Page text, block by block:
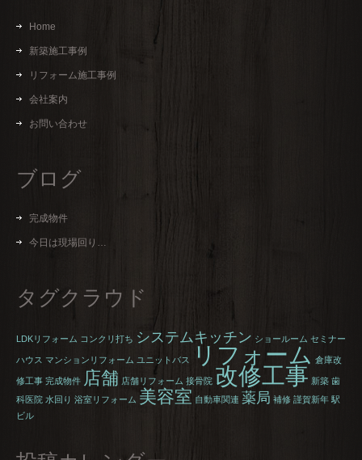
Home
新築施工事例
リフォーム施工事例
会社案内
お問い合わせ
ブログ
完成物件
今日は現場回り…
タグクラウド
LDKリフォーム コンクリ打ち システムキッチン ショールーム セミナー
ハウス マンションリフォーム ユニットバス リフォーム 倉庫改
修工事 完成物件 店舗 店舗リフォーム 接骨院 改修工事 新築 歯
科医院 水回り 浴室リフォーム 美容室 自動車関連 薬局 補修 謹賀新年 駅
ビル